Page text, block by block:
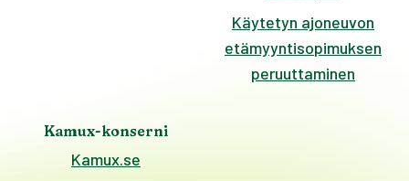
Käytetyn ajoneuvon
etämyyntisopimuksen
peruuttaminen
Kamux-konserni
Kamux.se